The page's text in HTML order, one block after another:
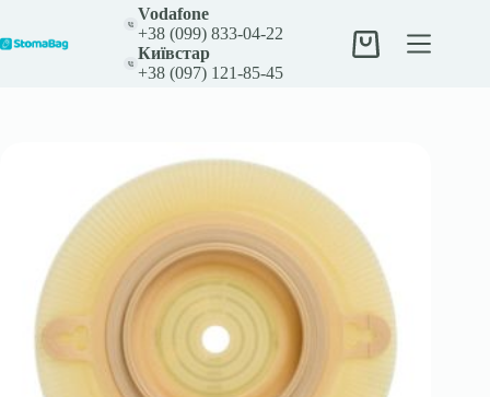
вмісту
Vodafone
+38 (099) 833-04-22
Київстар
+38 (097) 121-85-45
Кошик